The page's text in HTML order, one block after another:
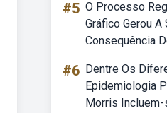
#5 O Processo
Gráfico Gerou A
Consequência
#6 Dentre Os
Epidemiologia
Morris